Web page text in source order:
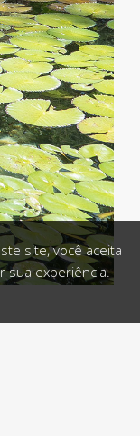
site, você aceita
sua experiência.